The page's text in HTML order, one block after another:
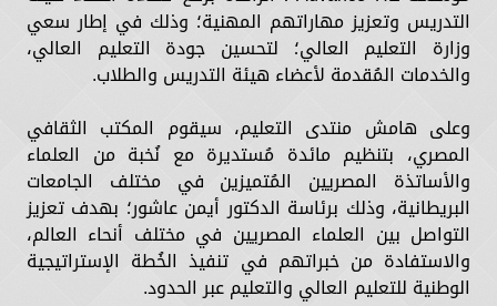
التدريس وتعزيز مهاراتهم المهنية؛ وذلك في إطار سعي
وزارة التعليم العالي؛ لتحسين جودة التعليم العالي،
والخدمات المُقدمة لأعضاء هيئة التدريس والطلاب.
وعلى هامش منتدى التعليم، سيقوم المكتب الثقافي
المصري، بتنظيم مائدة مُستديرة مع نُخبة من العلماء
والأساتذة المصريين المُتميزين في مختلف الجامعات
البريطانية، وذلك برئاسة الدكتور أيمن عاشور؛ بهدف تعزيز
التواصل بين العلماء المصريين في مختلف أنحاء العالم،
والاستفادة من خبراتهم في تنفيذ الخُطة الإستراتيجية
الوطنية للتعليم العالي والتعليم عبر الحدود.